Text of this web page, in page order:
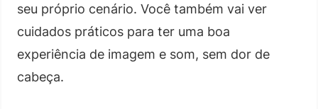
seu próprio cenário. Você também vai ver
cuidados práticos para ter uma boa
experiência de imagem e som, sem dor de
cabeça.